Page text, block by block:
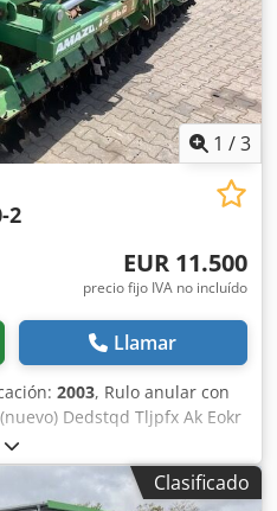
1 /3
2
EUR 11.500
precio fijo IVA no incluído
Llamar
2003, Rulo anular con
Dedstqd Tljpfx Ak Eokr
Clasificado